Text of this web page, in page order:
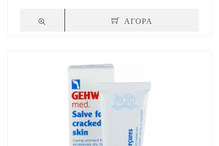
Balm 50ml
4.90€
ΑΓΟΡΑ